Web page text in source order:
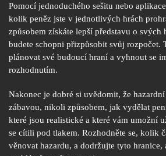
Pomocí jednoduchého sešitu nebo
kolik peněz jste v jednotlivých hrách
způsobem získáte lepší představu o svých
budete schopni přizpůsobit svůj rozpočet.
plánovat své budoucí hraní a vyhnout se
rozhodnutím.
Nakonec je dobré si uvědomit, že
zábavou, nikoli způsobem, jak vydělat
které jsou realistické a které vám umožní
se cítili pod tlakem. Rozhodněte se, kolik
věnovat hazardu, a dodržujte tyto hranice,